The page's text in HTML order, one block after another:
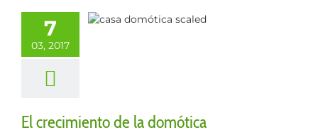
7
03, 2017
de la
El crecimiento de la domótica